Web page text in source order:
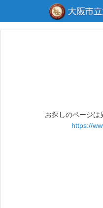
お探しのページは
https://